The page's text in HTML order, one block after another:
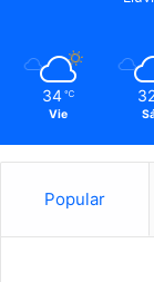
34 ℃
Vie
Popular